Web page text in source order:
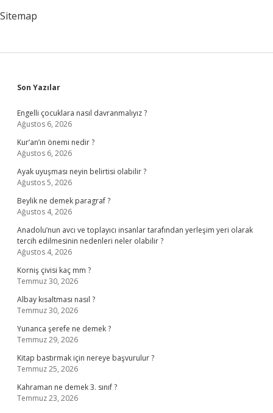
Sitemap
Sidebar
Son Yazılar
Engelli çocuklara nasıl davranmalıyız ?
Ağustos 6, 2026
Kur’an’ın önemi nedir ?
Ağustos 6, 2026
Ayak uyuşması neyin belirtisi olabilir ?
Ağustos 5, 2026
Beylik ne demek paragraf ?
Ağustos 4, 2026
Anadolu’nun avcı ve toplayıcı insanlar tarafından yerleşim yeri olarak
tercih edilmesinin nedenleri neler olabilir ?
Ağustos 4, 2026
Korniş çivisi kaç mm ?
Temmuz 30, 2026
Albay kısaltması nasıl ?
Temmuz 30, 2026
Yunanca şerefe ne demek ?
Temmuz 29, 2026
Kitap bastırmak için nereye başvurulur ?
Temmuz 25, 2026
Kahraman ne demek 3. sınıf ?
Temmuz 23, 2026